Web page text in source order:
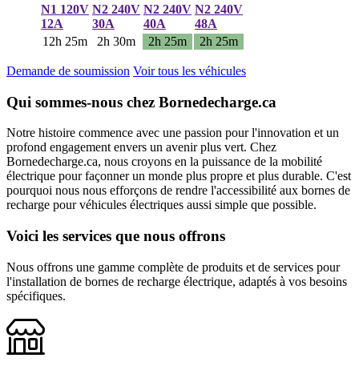
N1 120V
12A
N2 240V
30A
N2 240V
40A
N2 240V
48A
12h 25m
2h 30m 2h 25m 2h 25m
Demande de soumission Voir tous les véhicules
Qui sommes-nous chez Bornedecharge.ca
Notre histoire commence avec une passion pour l'innovation et un
profond engagement envers un avenir plus vert. Chez
Bornedecharge.ca, nous croyons en la puissance de la mobilité
électrique pour façonner un monde plus propre et plus durable. C'est
pourquoi nous nous efforçons de rendre l'accessibilité aux bornes de
recharge pour véhicules électriques aussi simple que possible.
Voici les services que nous offrons
Nous offrons une gamme complète de produits et de services pour
l'installation de bornes de recharge électrique, adaptés à vos besoins
spécifiques.